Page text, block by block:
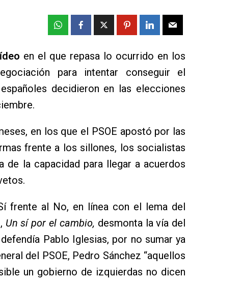
en el que repasa lo ocurrido en los
para intentar conseguir el
decidieron en las elecciones
en los que el PSOE apostó por las
frente a los sillones, los socialistas
la capacidad para llegar a acuerdos
frente al No, en línea con el lema del
Un sí por el cambio, desmonta la vía del
Pablo Iglesias, por no sumar ya
del PSOE, Pedro Sánchez “aquellos
un gobierno de izquierdas no dicen